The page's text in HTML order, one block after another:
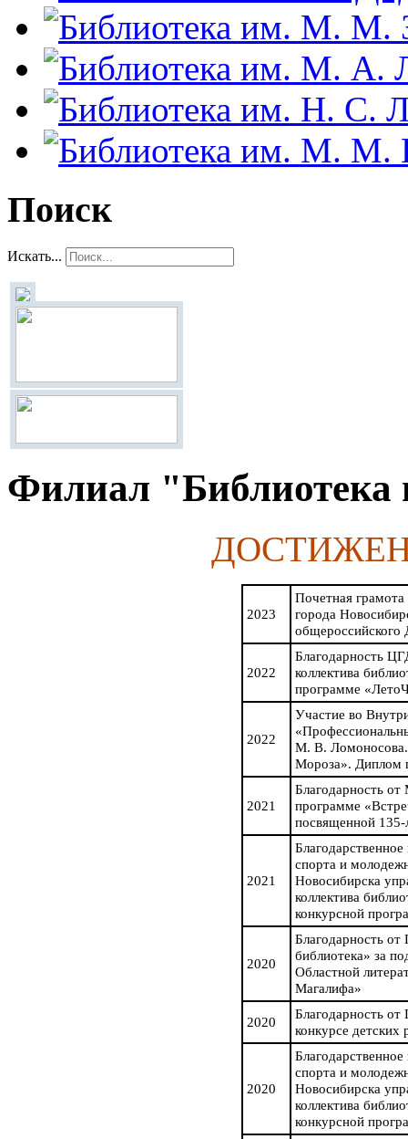
Поиск
Искать...
Филиал
2023
Почетная
города
общероссийского
2022
Благодарность
коллектива
программе
2022
Участие во
М. В. Ломоносова.
Мороза». Диплом
2021
Благодарность
программе
посвященной
2021
спорта и
Новосибирска
коллектива
конкурсной
2020
Благодарность
библиотека» за
Областной
Магалифа»
2020
Благодарность
конкурсе
2020
спорта и
Новосибирска
коллектива
конкурсной